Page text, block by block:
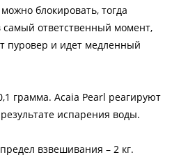
блокировать, тогда
самый ответственный момент,
пуровер и идет медленный
грамма. Acaia Pearl реагируют
испарения воды.
взвешивания – 2 кг.